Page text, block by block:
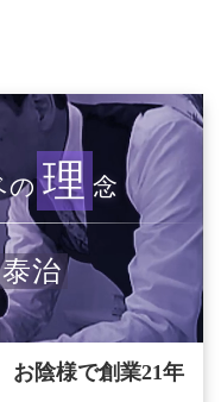
の 理 念
治
お陰様で創業21年